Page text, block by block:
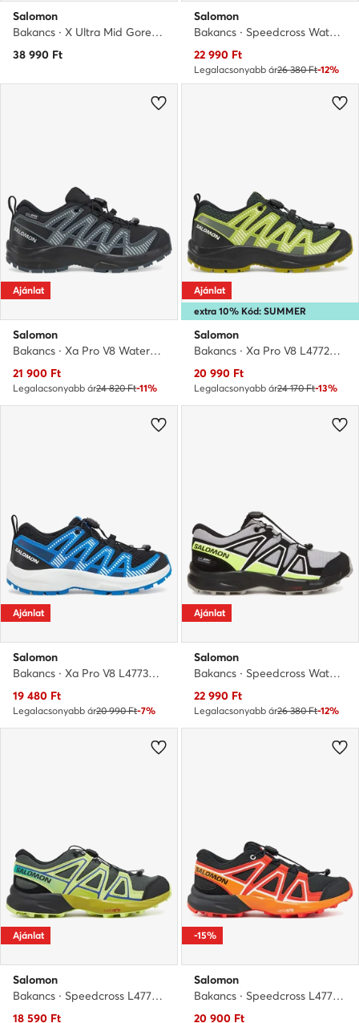
Salomon
Bakancs · X Ultra Mid Gore-Tex L47746100 · Zöld
38 990 Ft
Salomon
Bakancs · Speedcross Waterproof L47733600 · Narancssárga
Aktuális ár
22 990 Ft
Legalacsonyabb ár26 380 Ft-12%
Ajánlat
Salomon
Bakancs · Xa Pro V8 Waterproof L47729300 · Fekete
Aktuális ár
21 900 Ft
Legalacsonyabb ár24 820 Ft-11%
extra 10% Kód: SUMMER
Ajánlat
Salomon
Bakancs · Xa Pro V8 L47729900 · Zöld
Aktuális ár
20 990 Ft
Legalacsonyabb ár24 170 Ft-13%
Ajánlat
Salomon
Bakancs · Xa Pro V8 L47730000 · Fekete
Aktuális ár
19 480 Ft
Legalacsonyabb ár20 990 Ft-7%
Ajánlat
Salomon
Bakancs · Speedcross Waterproof L47810200 · Szürke
Aktuális ár
22 990 Ft
Legalacsonyabb ár26 380 Ft-12%
Ajánlat
Salomon
Bakancs · Speedcross L47733300 · Zöld
Aktuális ár
18 590 Ft
-15%
Salomon
Bakancs · Speedcross L47724500 · Fekete
Aktuális ár
20 900 Ft